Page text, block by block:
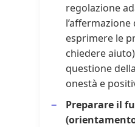
regolazione
esprimere le
chiedere
questione
onestà e
Preparare il